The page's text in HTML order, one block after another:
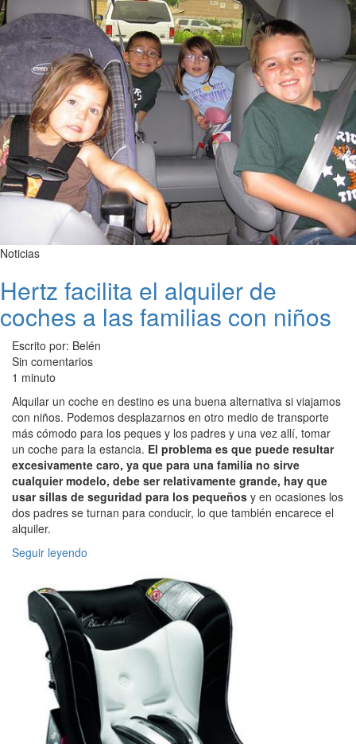
Noticias
Hertz facilita el alquiler de
coches a las familias con niños
Escrito por: Belén
Sin comentarios
1 minuto
Alquilar un coche en destino es una buena alternativa si viajamos
con niños. Podemos desplazarnos en otro medio de transporte
más cómodo para los peques y los padres y una vez allí, tomar
un coche para la estancia. El problema es que puede resultar
excesivamente caro, ya que para una familia no sirve
cualquier modelo, debe ser relativamente grande, hay que
usar sillas de seguridad para los pequeños y en ocasiones los
dos padres se turnan para conducir, lo que también encarece el
alquiler.
Seguir leyendo